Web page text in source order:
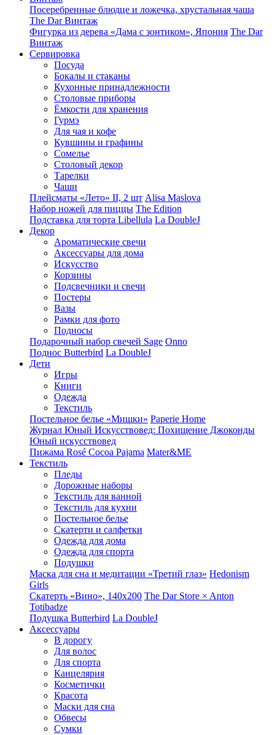
Посеребренные блюдце и ложечка, хрустальная чаша
The Dar Винтаж
Фигурка из дерева «Дама с зонтиком», Япония The Dar
Винтаж
Сервировка
Посуда
Бокалы и стаканы
Кухонные принадлежности
Столовые приборы
Ëмкости для хранения
Гурмэ
Для чая и кофе
Кувшины и графины
Сомелье
Столовый декор
Тарелки
Чаши
Плейсматы «Лето» II, 2 шт Alisa Maslova
Набор ножей для пиццы The Edition
Подставка для торта Libellula La DoubleJ
Декор
Ароматические свечи
Аксессуары для дома
Искусство
Корзины
Подсвечники и свечи
Постеры
Вазы
Рамки для фото
Подносы
Подарочный набор свечей Sage Onno
Поднос Butterbird La DoubleJ
Дети
Игры
Книги
Одежда
Текстиль
Постельное белье «Мишки» Paperie Home
Журнал Юный Искусствовед: Похищение Джоконды
Юный искусствовед
Пижама Rosé Cocoa Pajama Mater&ME
Текстиль
Пледы
Дорожные наборы
Текстиль для ванной
Текстиль для кухни
Постельное белье
Скатерти и салфетки
Одежда для дома
Одежда для спорта
Подушки
Маска для сна и медитации «Третий глаз» Hedonism
Girls
Скатерть «Вино», 140х200 The Dar Store × Anton
Totibadze
Подушка Butterbird La DoubleJ
Аксессуары
В дорогу
Для волос
Для спорта
Канцелярия
Косметички
Красота
Маски для сна
Обвесы
Сумки